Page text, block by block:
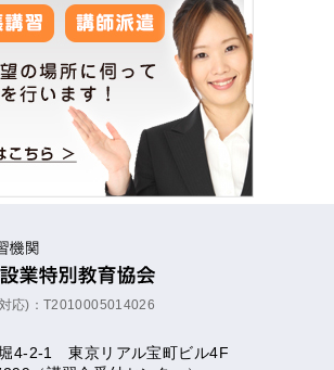
応)：T2010005014026
4-2-1 東京リアル宝町ビル4F